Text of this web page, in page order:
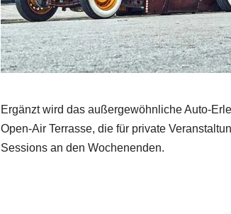
Ergänzt wird das außergewöhnliche Auto-
Open-Air Terrasse, die für private
Sessions an den Wochenenden.